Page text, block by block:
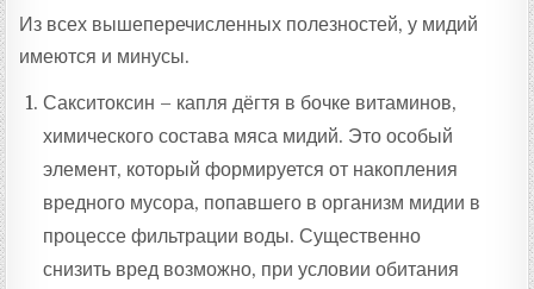
Из всех вышеперечисленных полезностей, у мидий
имеются и минусы.
Сакситоксин – капля дёгтя в бочке витаминов,
химического состава мяса мидий. Это особый
элемент, который формируется от накопления
вредного мусора, попавшего в организм мидии в
процессе фильтрации воды. Существенно
снизить вред возможно, при условии обитания